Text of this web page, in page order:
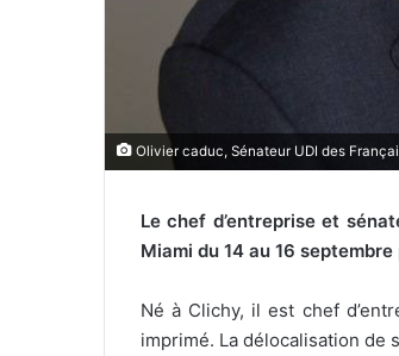
Olivier caduc, Sénateur UDI des
Le chef d’entreprise et
Miami du 14 au 16
Né à Clichy, il est chef
imprimé. La délocalisation de